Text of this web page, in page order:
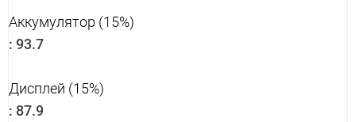
Аккумулятор (15%)
: 93.7
Дисплей (15%)
: 87.9